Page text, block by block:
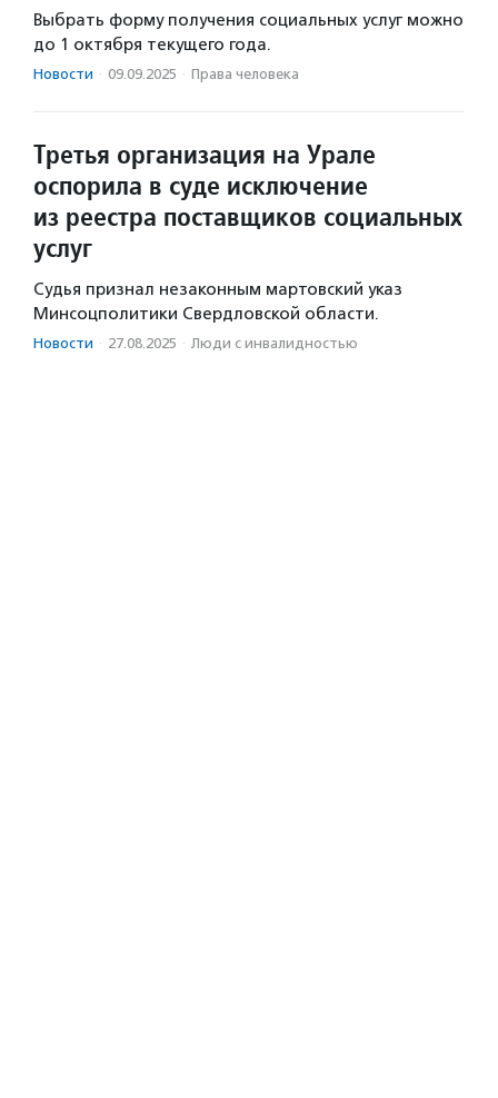
Выбрать форму получения социальных услуг можно
до 1 октября текущего года.
Новости · 09.09.2025 · Права человека
Третья организация на Урале
оспорила в суде исключение
из реестра поставщиков социальных
услуг
Судья признал незаконным мартовский указ
Минсоцполитики Свердловской области.
Новости · 27.08.2025 · Люди с инвалидностью